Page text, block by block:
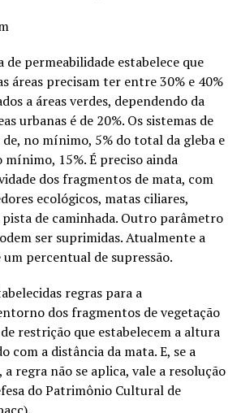
de permeabilidade estabelece que
áreas precisam ter entre 30% e 40%
a áreas verdes, dependendo da
urbanas é de 20%. Os sistemas de
no mínimo, 5% do total da gleba e
mínimo, 15%. É preciso ainda
dos fragmentos de mata, com
ecológicos, matas ciliares,
de caminhada. Outro parâmetro
ser suprimidas. Atualmente a
percentual de supressão.
regras para a
dos fragmentos de vegetação
restrição que estabelecem a altura
com a distância da mata. E, se a
regra não se aplica, vale a resolução
do Patrimônio Cultural de